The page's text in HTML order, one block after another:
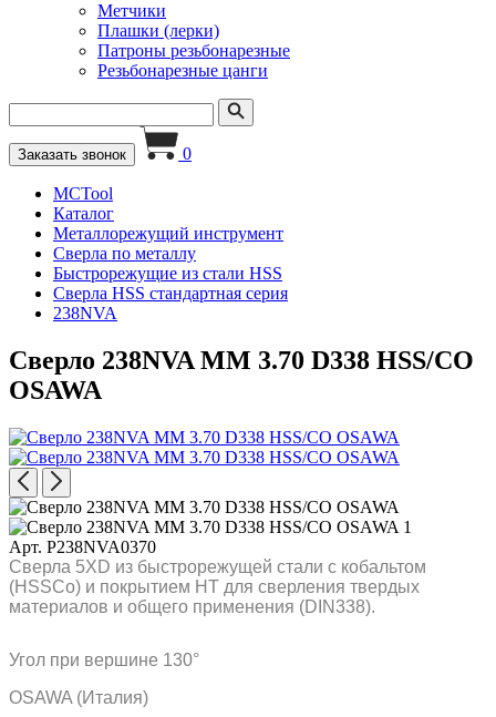
Метчики
Плашки (лерки)
Патроны резьбонарезные
Резьбонарезные цанги
Заказать звонок 0
MCTool
Каталог
Металлорежущий инструмент
Сверла по металлу
Быстрорежущие из стали HSS
Сверла HSS стандартная серия
238NVA
Сверло 238NVA MM 3.70 D338 HSS/CO
OSAWA
Арт. P238NVA0370
Сверла 5XD из быстрорежущей стали с кобальтом
(HSSCo) и покрытием HT для сверления твердых
материалов и общего применения (DIN338).
Угол при вершине 130°
OSAWA (Италия)